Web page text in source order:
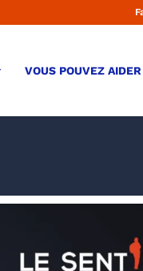
VOUS POUVEZ AIDER